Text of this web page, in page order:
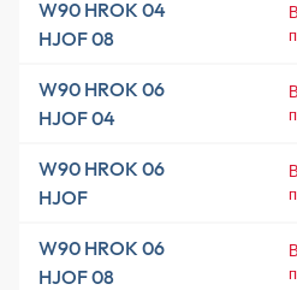
W90 HROK 04
HJOF 08
W90 HROK 06
HJOF 04
W90 HROK 06
HJOF
W90 HROK 06
HJOF 08